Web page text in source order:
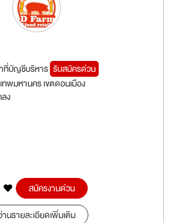
ที่บัญชีบริหาร รับสมัครด่วน
ทพมหานคร เขตดอนเมือง
ง
สมัครงานด่วน
นรายละเอียดเพิ่มเติม